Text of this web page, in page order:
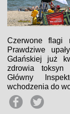
Czerwone flagi
Prawdziwe
Gdańskiej już
zdrowia toksyn
Główny
wchodzenia do